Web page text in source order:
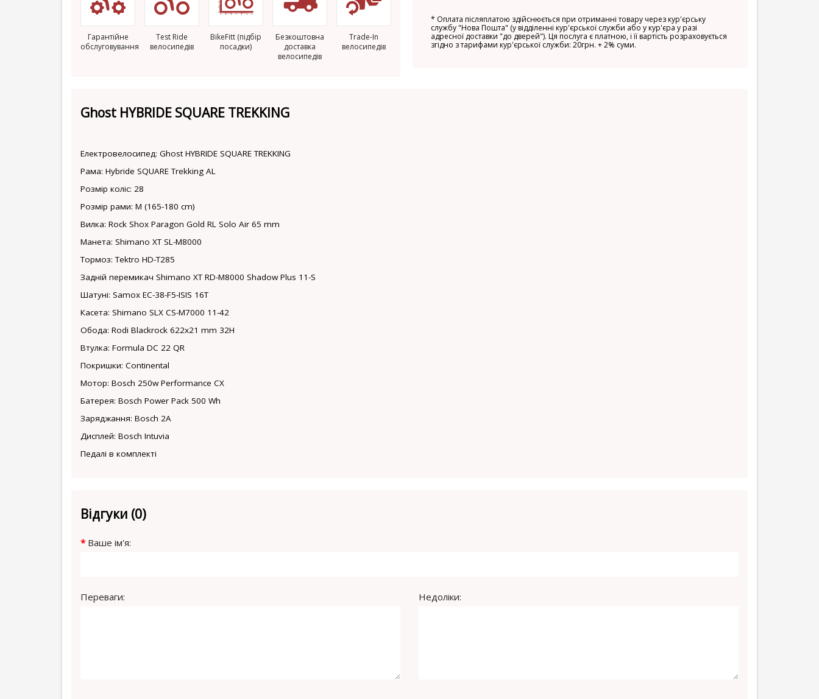
Гарантійне
обслуговування
Test Ride
велосипедів
BikeFitt (підбір
посадки)
Безкоштовна
доставка
велосипедів
Trade-In
велосипедів
* Оплата післяплатою здійснюється при отриманні товару через кур'єрську
службу "Нова Пошта" (у відділенні кур'єрської служби або у кур'єра у разі
адресної доставки "до дверей"). Ця послуга є платною, і її вартість розраховується
згідно з тарифами кур'єрської служби: 20грн. + 2% суми.
Ghost HYBRIDE SQUARE TREKKING
Електровелосипед: Ghost HYBRIDE SQUARE TREKKING
Рама: Hybride SQUARE Trekking AL
Розмір коліс: 28
Розмір рами: M (165-180 cm)
Вилка: Rock Shox Paragon Gold RL Solo Air 65 mm
Манета: Shimano XT SL-M8000
Тормоз: Tektro HD-T285
Задній перемикач Shimano XT RD-M8000 Shadow Plus 11-S
Шатуні: Samox EC-38-F5-ISIS 16T
Касета: Shimano SLX CS-M7000 11-42
Обода: Rodi Blackrock 622x21 mm 32H
Втулка: Formula DC 22 QR
Покришки: Continental
Мотор: Bosch 250w Performance CX
Батерея: Bosch Power Pack 500 Wh
Заряджання: Bosch 2A
Дисплей: Bosch Intuvia
Педалі в комплекті
Відгуки (0)
Ваше ім'я:
Переваги: Недоліки: